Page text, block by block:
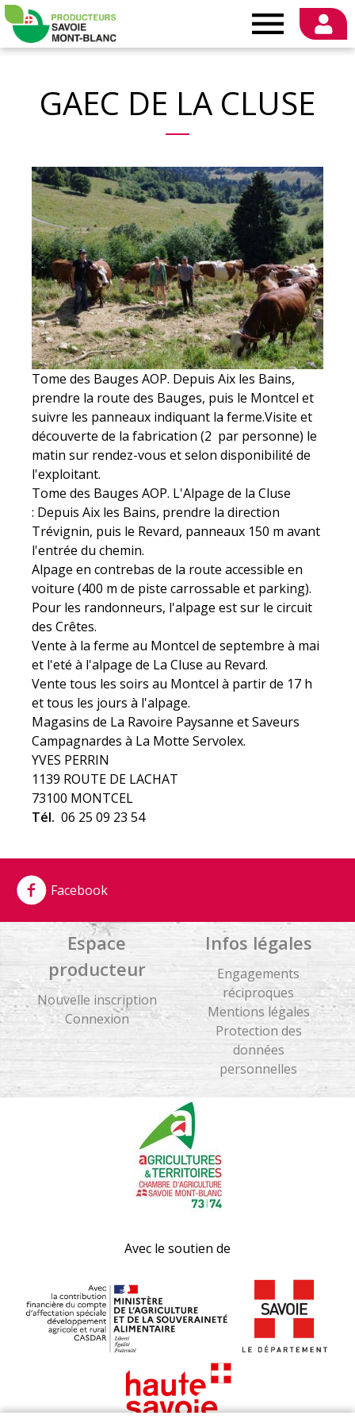
Mont-
Blanc
GAEC DE LA CLUSE
Tome des Bauges AOP. Depuis Aix les Bains,
prendre la route des Bauges, puis le Montcel et
suivre les panneaux indiquant la ferme.Visite et
découverte de la fabrication (2  par personne) le
matin sur rendez-vous et selon disponibilité de
l'exploitant.
Tome des Bauges AOP. L'Alpage de la Cluse
: Depuis Aix les Bains, prendre la direction
Trévignin, puis le Revard, panneaux 150 m avant
l'entrée du chemin.
Alpage en contrebas de la route accessible en
voiture (400 m de piste carrossable et parking).
Pour les randonneurs, l'alpage est sur le circuit
des Crêtes.
Vente à la ferme au Montcel de septembre à mai
et l'eté à l'alpage de La Cluse au Revard.
Vente tous les soirs au Montcel à partir de 17 h
et tous les jours à l'alpage.
Magasins de La Ravoire Paysanne et Saveurs
Campagnardes à La Motte Servolex.
YVES PERRIN
1139 ROUTE DE LACHAT
73100 MONTCEL
Tél. 06 25 09 23 54
Facebook
Infos légales
Engagements
réciproques
Mentions légales
Protection des
données
personnelles
Espace
producteur
Nouvelle inscription
Connexion
Avec le soutien de